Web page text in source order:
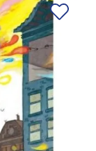
Ajouter
à la liste
de
souhaits